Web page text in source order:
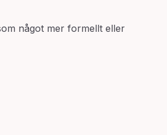
något mer formellt eller